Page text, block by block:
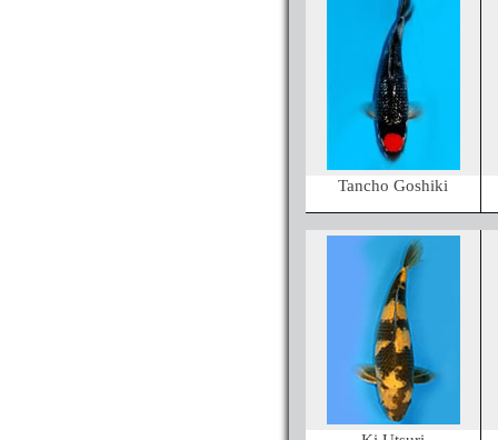
Tancho Goshiki